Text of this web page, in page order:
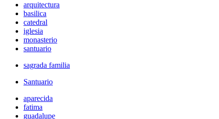
arquitectura
basilica
catedral
iglesia
monasterio
santuario
sagrada familia
Santuario
aparecida
fatima
guadalupe